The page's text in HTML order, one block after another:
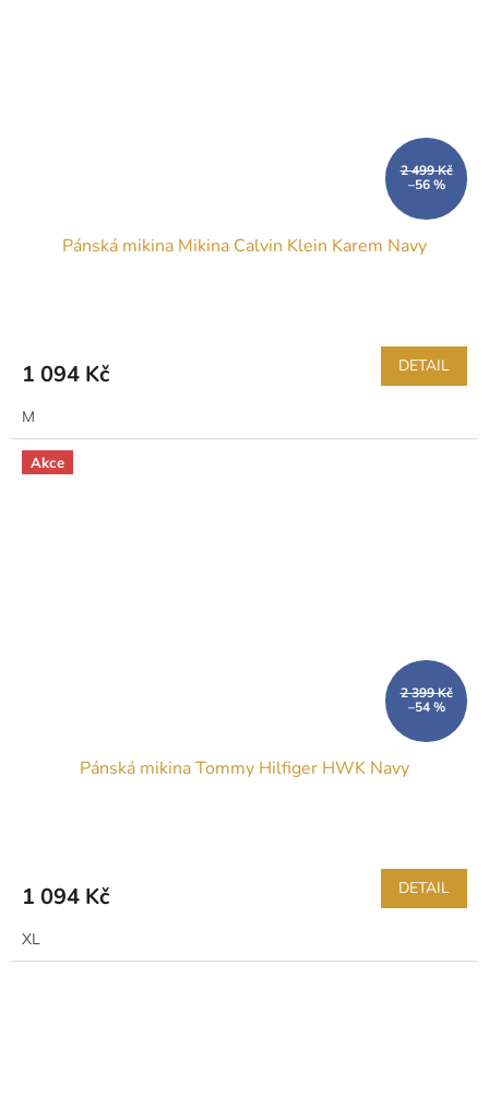
2 499 Kč
–56 %
Pánská mikina Mikina Calvin Klein Karem Navy
1 094 Kč DETAIL
M
Akce
2 399 Kč
–54 %
Pánská mikina Tommy Hilfiger HWK Navy
1 094 Kč DETAIL
XL